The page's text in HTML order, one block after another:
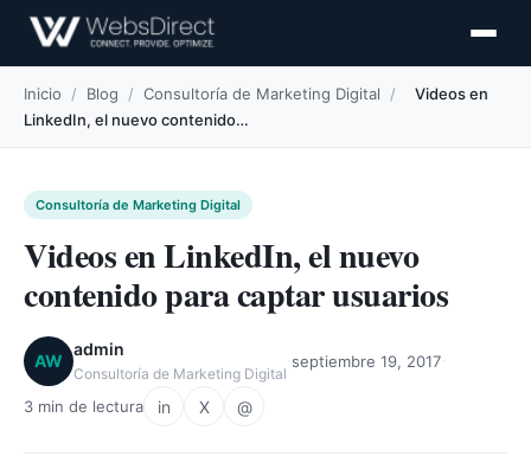
Inicio / Blog / Consultoría de Marketing Digital /
Videos en
LinkedIn, el nuevo contenido…
Consultoría de Marketing Digital
Videos en LinkedIn, el nuevo
contenido para captar usuarios
AW
admin
Consultoría de Marketing Digital
septiembre 19, 2017
3 min de lectura in X @